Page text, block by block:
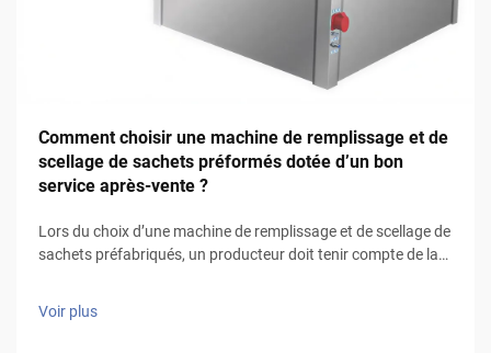
Comment choisir une machine de remplissage et de
scellage de sachets préformés dotée d’un bon
service après-vente ?
Lors du choix d’une machine de remplissage et de scellage de
sachets préfabriqués, un producteur doit tenir compte de la
d’emballage à utiliser, en particulier pour les produits liquides
qui nécessitent des sachets étanches et un bon mécanisme
Voir plus